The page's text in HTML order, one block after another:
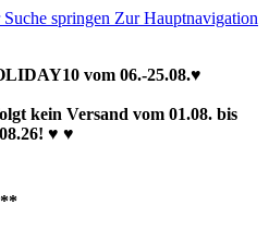
springen Zur Hauptnavigation
vom 06.-25.08.♥
kein Versand vom 01.08. bis
♥ ♥
**